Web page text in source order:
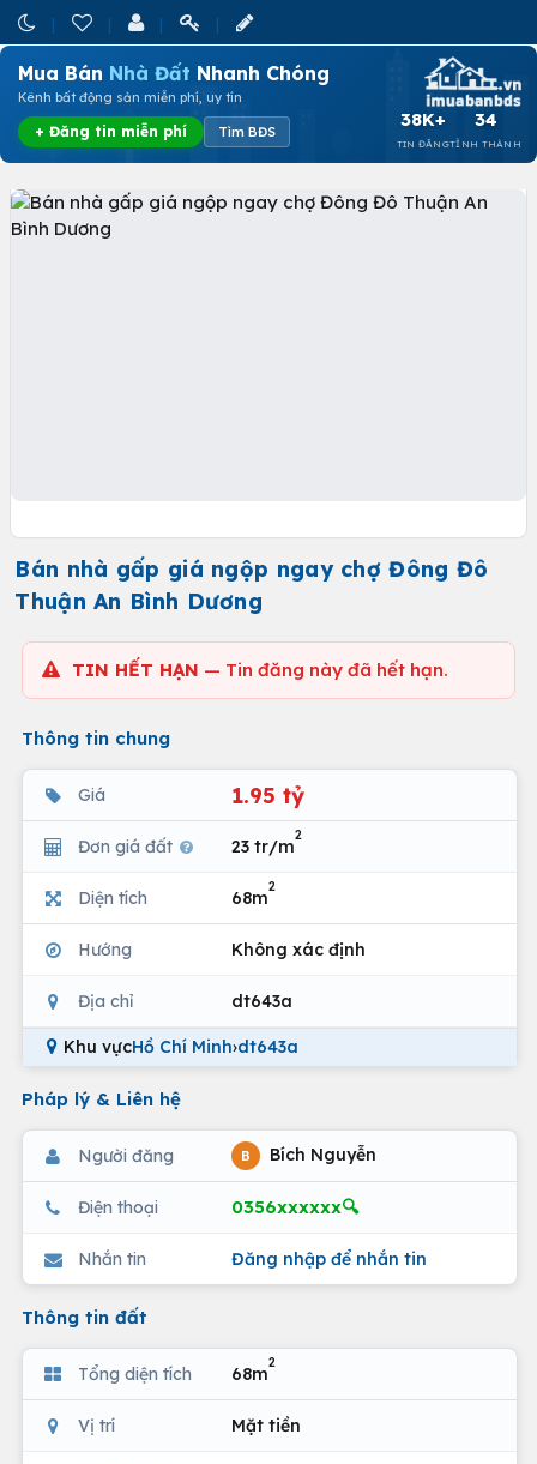
Mua Bán Nhà Đất Nhanh Chóng
Kênh bất động sản miễn phí, uy tín
+ Đăng tin miễn phí Tìm BĐS
38K+
TIN ĐĂNG
34
TỈNH THÀNH
Bán nhà gấp giá ngộp ngay chợ Đông Đô
Thuận An Bình Dương
TIN HẾT HẠN — Tin đăng này đã hết hạn.
Thông tin chung
Giá 1.95 tỷ
Đơn giá đất 23 tr/m
2
Diện tích 68m
2
Hướng Không xác định
Địa chỉ dt643a
Khu vựcHồ Chí Minh›dt643a
Pháp lý & Liên hệ
Người đăng B Bích Nguyễn
Điện thoại 0356xxxxxx🔍
Nhắn tin Đăng nhập để nhắn tin
Thông tin đất
Tổng diện tích 68m
2
Vị trí Mặt tiền